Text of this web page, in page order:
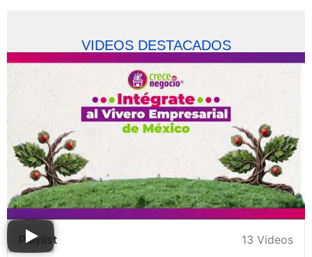
VIDEOS DESTACADOS
Playlist 13 Videos